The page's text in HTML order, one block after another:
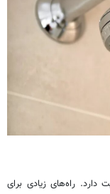
راه‌های زیادی برای